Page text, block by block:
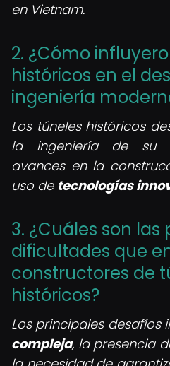
en Vietnam.
2. ¿Cómo
históricos en el
ingeniería
Los túneles históricos
la ingeniería de su
avances en la
uso de tecnologías
3. ¿Cuáles son las
dificultades que
constructores de
históricos?
Los principales desafíos
compleja, la presencia